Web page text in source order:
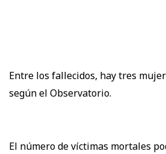
Entre los fallecidos, hay tres
según el Observatorio.
El número de víctimas mortales